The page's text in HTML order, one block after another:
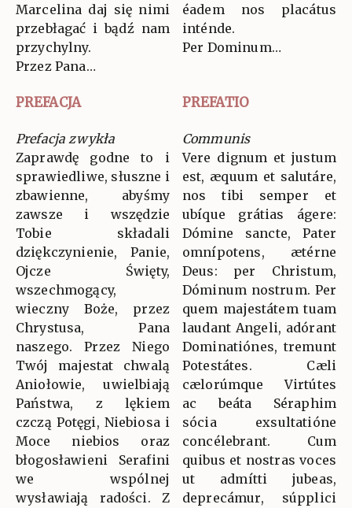
Marcelina daj się nimi
przebłagać i bądź nam
przychylny.
Przez Pana…
éadem nos placátus
inténde.
Per Dominum…
PREFACJA PREFATIO
Prefacja zwykła
Zaprawdę godne to i
sprawiedliwe, słuszne i
zbawienne, abyśmy
zawsze i wszędzie
Tobie składali
dziękczynienie, Panie,
Ojcze Święty,
wszechmogący,
wieczny Boże, przez
Chrystusa, Pana
naszego. Przez Niego
Twój majestat chwalą
Aniołowie, uwielbiają
Państwa, z lękiem
czczą Potęgi, Niebiosa i
Moce niebios oraz
błogosławieni Serafini
we wspólnej
wysławiają radości. Z
Communis
Vere dignum et justum
est, æquum et salutáre,
nos tibi semper et
ubíque grátias ágere:
Dómine sancte, Pater
omnípotens, ætérne
Deus: per Christum,
Dóminum nostrum. Per
quem majestátem tuam
laudant Angeli, adórant
Dominatiónes, tremunt
Potestátes. Cæli
cælorúmque Virtútes
ac beáta Séraphim
sócia exsultatióne
concélebrant. Cum
quibus et nostras voces
ut admítti jubeas,
deprecámur, súpplici